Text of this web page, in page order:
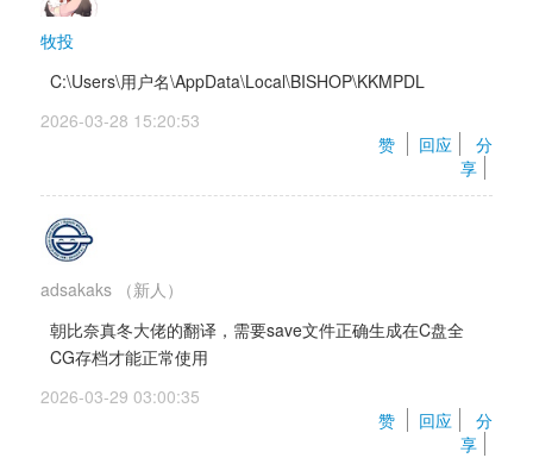
牧投
C:\Users\用户名\AppData\Local\BISHOP\KKMPDL
2026-03-28 15:20:53
赞
回应
分
享
adsakaks
（新人）
朝比奈真冬大佬的翻译，需要save文件正确生成在C盘全
CG存档才能正常使用
2026-03-29 03:00:35
赞
回应
分
享